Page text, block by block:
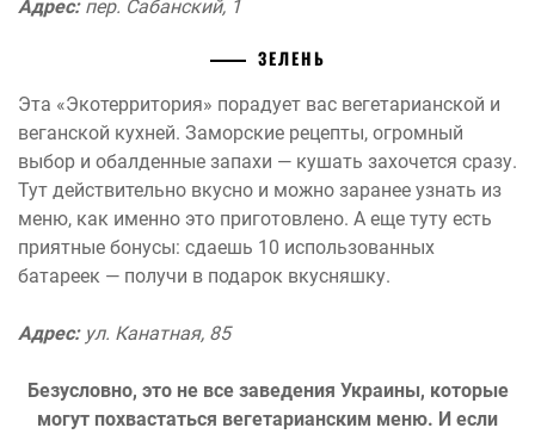
Адрес:пер. Сабанский, 1
ЗЕЛЕНЬ
Эта «Экотерритория» порадует вас вегетарианской и
веганской кухней. Заморские рецепты, огромный
выбор и обалденные запахи — кушать захочется сразу.
Тут действительно вкусно и можно заранее узнать из
меню, как именно это приготовлено. А еще туту есть
приятные бонусы: сдаешь 10 использованных
батареек — получи в подарок вкусняшку.
Адрес:ул. Канатная, 85
Безусловно, это не все заведения Украины, которые
могут похвастаться вегетарианским меню. И если